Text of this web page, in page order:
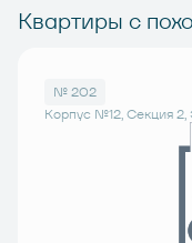
Квартиры с
№ 202
Корпус №12, Секция 2,